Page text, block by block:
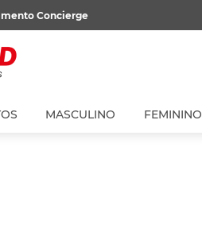
Concierge
MASCULINO FEMININO